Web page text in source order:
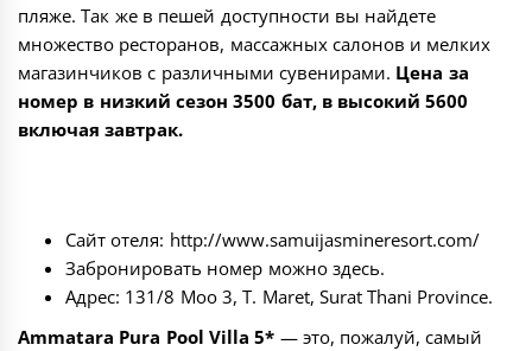
пляже. Так же в пешей доступности вы найдете
множество ресторанов, массажных салонов и мелких
магазинчиков с различными сувенирами. Цена за
номер в низкий сезон 3500 бат, в высокий 5600
включая завтрак.
Сайт отеля: http://www.samuijasmineresort.com/
Забронировать номер можно здесь.
Адрес: 131/8 Moo 3, T. Maret, Surat Thani Province.
Ammatara Pura Pool Villa 5* — это, пожалуй, самый